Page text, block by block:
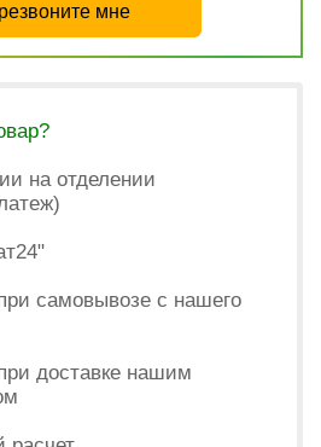
мне
на отделении
самовывозе с нашего
доставке нашим